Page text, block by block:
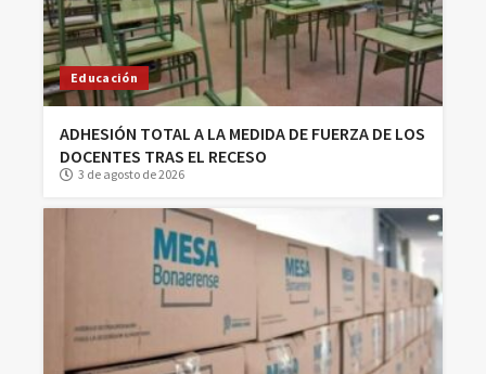
Educación
ADHESIÓN TOTAL A LA MEDIDA DE FUERZA DE LOS
DOCENTES TRAS EL RECESO
3 de agosto de 2026